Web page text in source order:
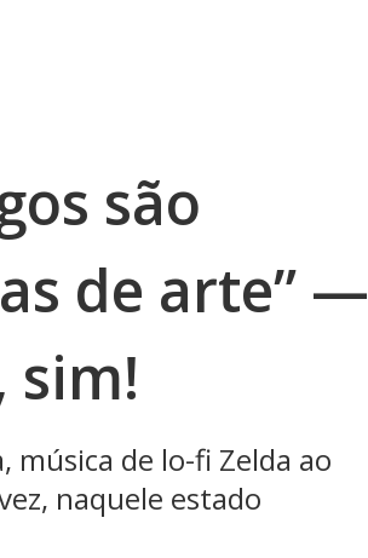
são
de arte” —
sim!
de lo-fi Zelda ao
naquele estado